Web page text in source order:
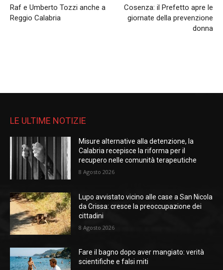
Raf e Umberto Tozzi anche a
Reggio Calabria
Cosenza: il Prefetto apre le
giornate della prevenzione
donna
LE ULTIME NOTIZIE
Misure alternative alla detenzione, la
Calabria recepisce la riforma per il
recupero nelle comunità terapeutiche
8 Agosto 2026
Lupo avvistato vicino alle case a San Nicola
da Crissa: cresce la preoccupazione dei
cittadini
8 Agosto 2026
Fare il bagno dopo aver mangiato: verità
scientifiche e falsi miti